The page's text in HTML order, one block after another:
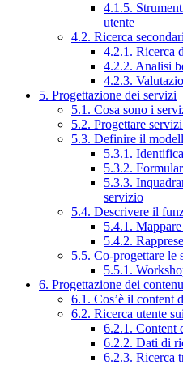
4.1.5.
utente
4.2. Ricerca
4.2.1. Ricerca
4.2.2. Analisi
4.2.3.
5. Progettazione dei servizi
5.1. Cosa sono i
5.2. Progettare
5.3. Definire il
5.3.1.
5.3.2.
5.3.3.
servizio
5.4. Descrivere il
5.4.1. Mappare
5.4.2.
5.5. Co-progettare le
5.5.1.
6. Progettazione dei
6.1. Cos’è il content
6.2. Ricerca utente
6.2.1. Content
6.2.2. Dati di
6.2.3. Ricerca